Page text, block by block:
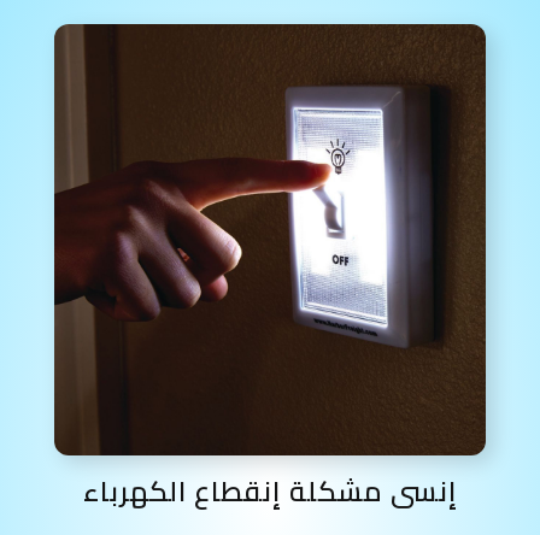
إنسى مشكلة إنقطاع الكهرباء